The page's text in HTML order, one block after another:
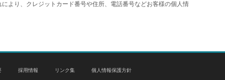
より、クレジットカード番号や住所、電話番号などお客様の個人情
採用情報 リンク集 個人情報保護方針